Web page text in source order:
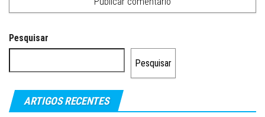
Pesquisar
Pesquisar
ARTIGOS RECENTES